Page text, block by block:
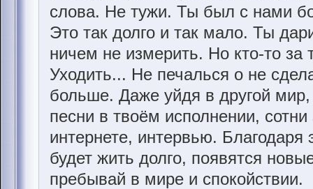
слова. Не тужи. Ты был с нами
Это так долго и так мало. Ты
ничем не измерить. Но кто-то за
Уходить... Не печалься о не
больше. Даже уйдя в другой
песни в твоём исполнении,
интернете, интервью.
будет жить долго, появятся
пребывай в мире и спокойствии.